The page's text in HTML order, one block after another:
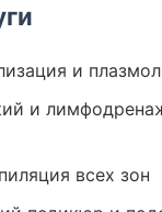
и
и
всех зон